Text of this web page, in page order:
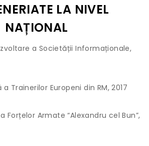
LA NIVEL
NAȚIONAL
a Societății Informaționale,
Trainerilor Europeni din RM, 2017
Forțelor Armate “Alexandru cel Bun”,